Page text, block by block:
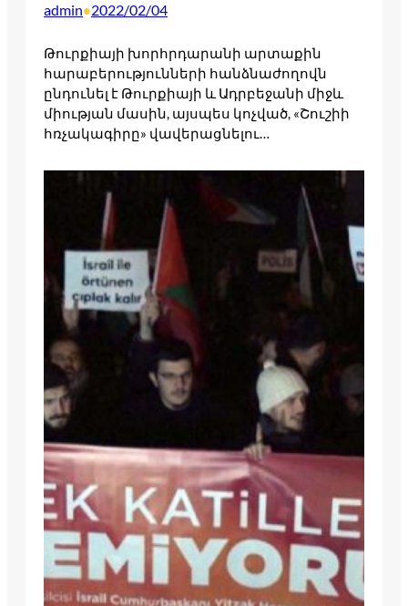
admin•2022/02/04
Թուրքիայի խորհրդարանի արտաքին
հարաբերությունների հանձնաժողովն
ընդունել է Թուրքիայի և Ադրբեջանի միջև
միության մասին, այսպես կոչված, «Շուշիի
հռչակագիրը» վավերացնելու…